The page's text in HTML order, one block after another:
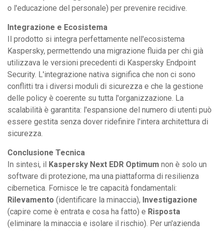
o l'educazione del personale) per prevenire recidive.
Integrazione e Ecosistema
Il prodotto si integra perfettamente nell'ecosistema
Kaspersky, permettendo una migrazione fluida per chi già
utilizzava le versioni precedenti di Kaspersky Endpoint
Security. L'integrazione nativa significa che non ci sono
conflitti tra i diversi moduli di sicurezza e che la gestione
delle policy è coerente su tutta l'organizzazione. La
scalabilità è garantita: l'espansione del numero di utenti può
essere gestita senza dover ridefinire l'intera architettura di
sicurezza.
Conclusione Tecnica
In sintesi, il Kaspersky Next EDR Optimum non è solo un
software di protezione, ma una piattaforma di resilienza
cibernetica. Fornisce le tre capacità fondamentali:
Rilevamento (identificare la minaccia), Investigazione
(capire come è entrata e cosa ha fatto) e Risposta
(eliminare la minaccia e isolare il rischio). Per un'azienda